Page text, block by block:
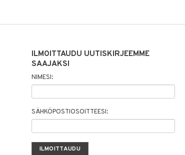
ILMOITTAUDU UUTISKIRJEEMME
SAAJAKSI
NIMESI:
SÄHKÖPOSTIOSOITTEESI: